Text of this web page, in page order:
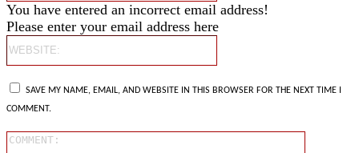
You have entered an incorrect email address!
Please enter your email address here
SAVE MY NAME, EMAIL, AND WEBSITE IN THIS BROWSER FOR THE NEXT TIME I
COMMENT.